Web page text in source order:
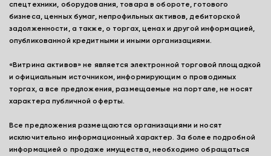
спецтехники, оборудования, товара в обороте, готового
бизнеса, ценных бумаг, непрофильных активов, дебиторской
задолженности, а также, о торгах, ценах и другой информацией,
опубликованной кредитными и иными организациями.
«Витрина активов» не является электронной торговой площадкой
и официальным источником, информирующим о проводимых
торгах, а все предложения, размещаемые на портале, не носят
характера публичной оферты.
Все предложения размещаются организациями и носят
исключительно информационный характер. За более подробной
информацией о продаже имущества, необходимо обращаться